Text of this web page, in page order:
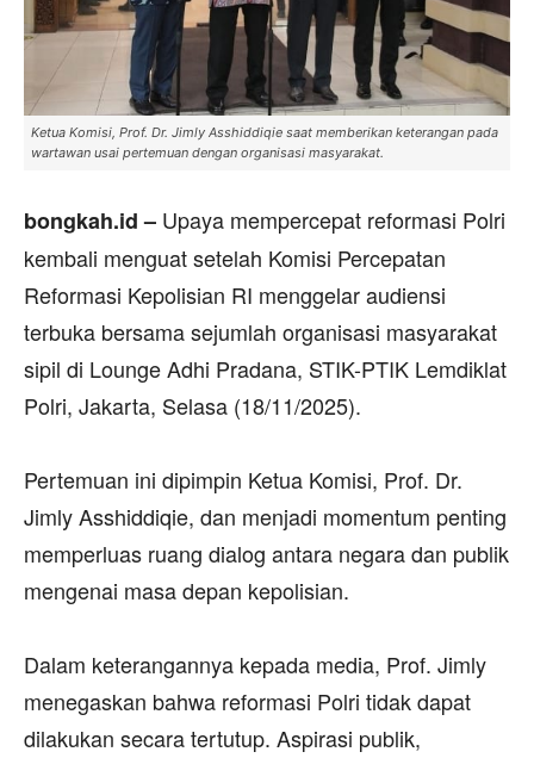
Ketua Komisi, Prof. Dr. Jimly Asshiddiqie saat memberikan keterangan pada
wartawan usai pertemuan dengan organisasi masyarakat.
‎bongkah.id – Upaya mempercepat reformasi Polri
kembali menguat setelah Komisi Percepatan
Reformasi Kepolisian RI menggelar audiensi
terbuka bersama sejumlah organisasi masyarakat
sipil di Lounge Adhi Pradana, STIK-PTIK Lemdiklat
Polri, Jakarta, Selasa (18/11/2025).
‎Pertemuan ini dipimpin Ketua Komisi, Prof. Dr.
Jimly Asshiddiqie, dan menjadi momentum penting
memperluas ruang dialog antara negara dan publik
mengenai masa depan kepolisian.
‎Dalam keterangannya kepada media, Prof. Jimly
menegaskan bahwa reformasi Polri tidak dapat
dilakukan secara tertutup. Aspirasi publik,